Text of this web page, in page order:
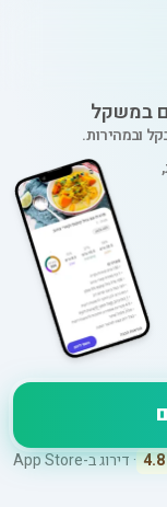
במשקל
ובמהירות.
4.8 · דירוג ב-App Store